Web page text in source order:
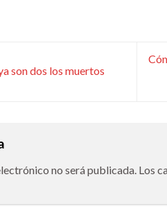
son dos los muertos
no será publicada. Los